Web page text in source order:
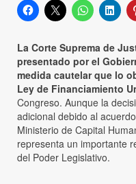
La Corte Suprema de
presentado por el
medida cautelar que lo
Ley de Financiamiento
Congreso. Aunque la
adicional debido al
Ministerio de Capital
representa un importante
del Poder Legislativo.